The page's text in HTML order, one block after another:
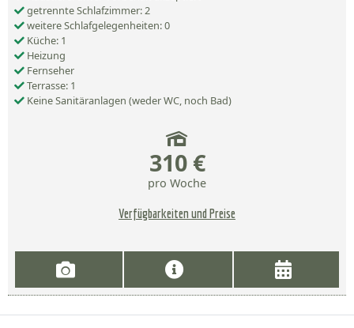
getrennte Schlafzimmer: 2
weitere Schlafgelegenheiten: 0
Küche: 1
Heizung
Fernseher
Terrasse: 1
Keine Sanitäranlagen (weder WC, noch Bad)
310 €
pro Woche
Verfügbarkeiten und Preise